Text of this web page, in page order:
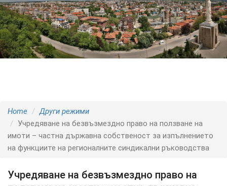
Home
Други режими
Учредяване на безвъзмездно право на ползване на
имоти – частна държавна собственост за изпълнението
на функциите на регионалните синдикални ръководства
Учредяване на безвъзмездно право на